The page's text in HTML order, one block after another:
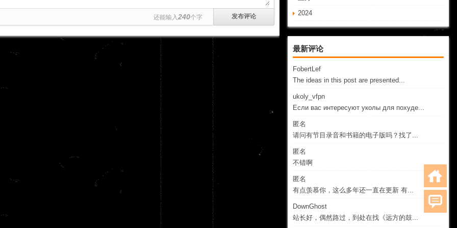
2024
最新评论
FobertLef
The ideas in this post are presented...
ukoly_vfpn
Если вас интересуют уколы для похуде...
匿名
请问有节目录音和书籍的电子版吗？找了...
匿名
不错啊
匿名
有点羡慕你，这么多年还一直在更新 有...
DownGhost
站长好，偶然路过，到处在找《远方的鼓...
还能输入 240个字